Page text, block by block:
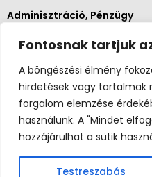
Fontosnak tartjuk
A böngészési élmény
hirdetések vagy tartalmak
forgalom elemzése
használunk. A "Mindet
hozzájárulhat a sütik
Testreszabás
Adminisztráció, Pénzügy
Szerviz és karbantartás
Tel: (06-20)3268654
Tel: (06-1) 436-0384